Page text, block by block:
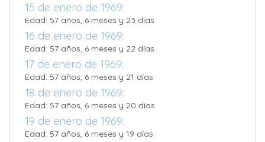
15 de enero de 1969:
Edad: 57 años, 6 meses y 23 días
16 de enero de 1969:
Edad: 57 años, 6 meses y 22 días
17 de enero de 1969:
Edad: 57 años, 6 meses y 21 días
18 de enero de 1969:
Edad: 57 años, 6 meses y 20 días
19 de enero de 1969:
Edad: 57 años, 6 meses y 19 días